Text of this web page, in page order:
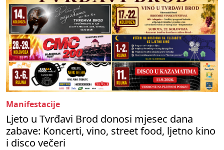
Manifestacije
Ljeto u Tvrđavi Brod donosi mjesec dana
zabave: Koncerti, vino, street food, ljetno kino
i disco večeri